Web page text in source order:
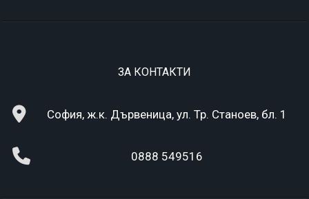
ЗА КОНТАКТИ
София, ж.к. Дървеница, ул. Тр. Станоев, бл. 1
0888 549516